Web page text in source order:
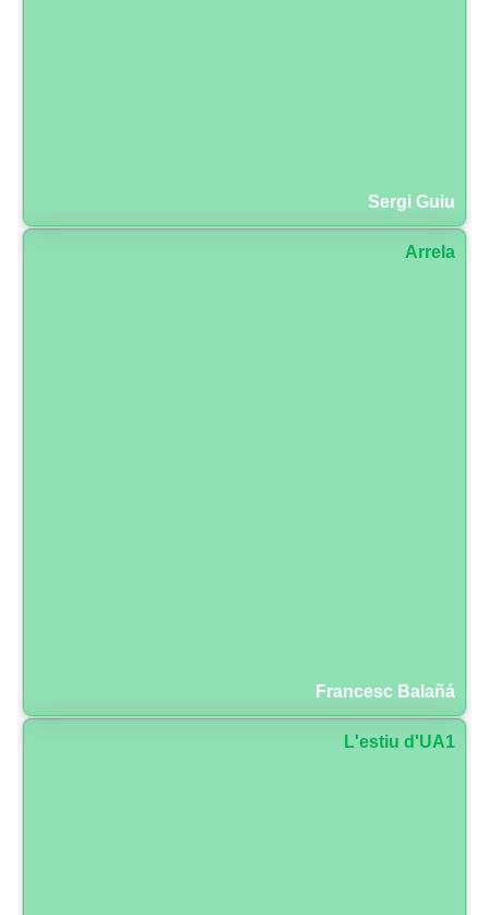
Sergi Guiu
Arrela
Francesc Balañá
L'estiu d'UA1